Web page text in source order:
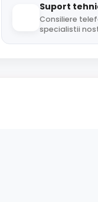
Suport
Consiliere
specialistii